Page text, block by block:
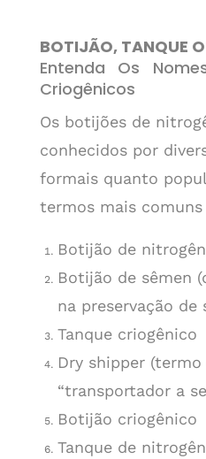
BOTIJÃO, TANQUE
Entenda Os
Criogênicos
Os botijões de
conhecidos por
formais quanto
termos mais
Botijão de
Botijão de sêmen
na preservação de
Tanque criogênico
Dry shipper
“transportador a
Botijão criogênico
Tanque de